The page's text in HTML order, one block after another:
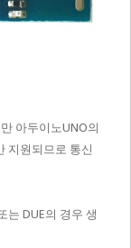
아두이노UNO의
지원되므로 통신
는 DUE의 경우 생